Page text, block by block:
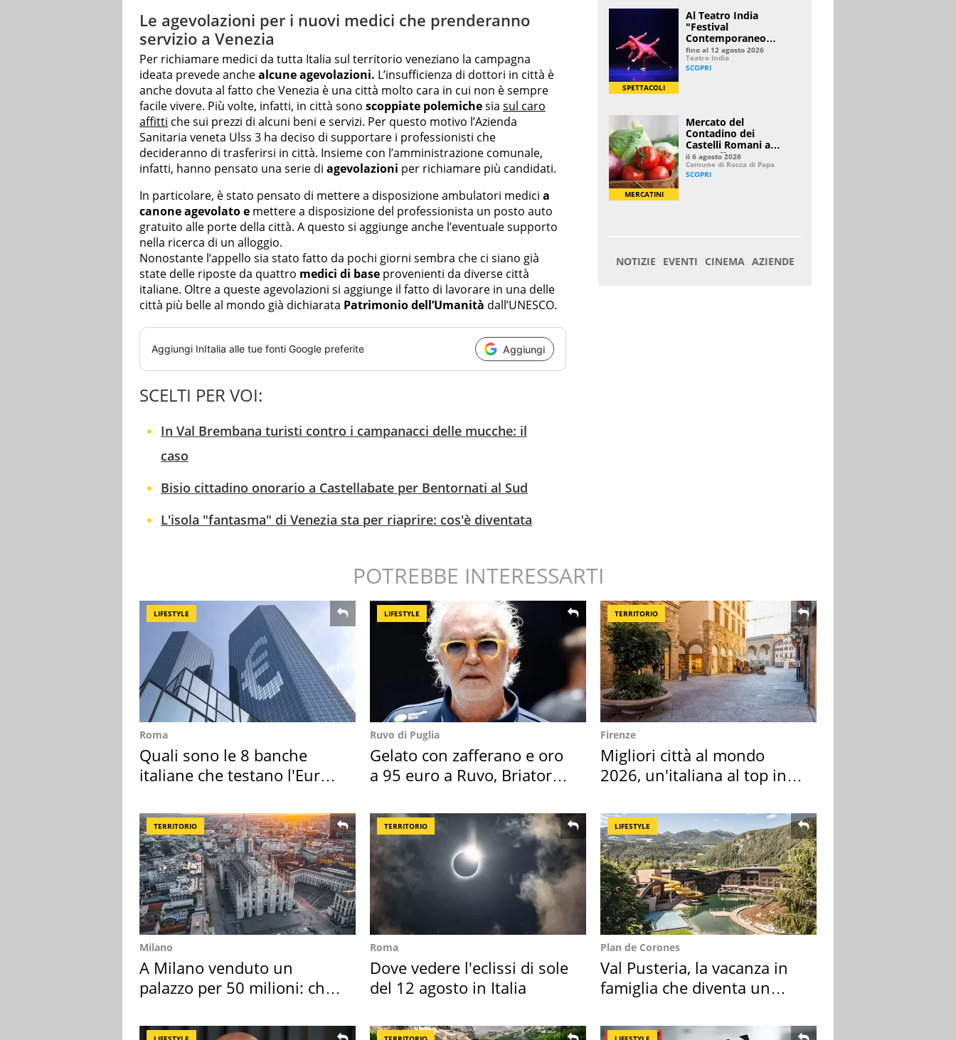
Le agevolazioni per i nuovi medici che prenderanno
servizio a Venezia
Per richiamare medici da tutta Italia sul territorio veneziano la campagna
ideata prevede anchealcune agevolazioni. L’insufficienza di dottori in città è
anche dovuta al fatto che Venezia è una città molto cara in cui non è sempre
facile vivere. Più volte, infatti, in città sono scoppiate polemichesia sul caro
affitti che sui prezzi di alcuni beni e servizi. Per questo motivo l’Azienda
Sanitaria veneta Ulss 3 ha deciso di supportare i professionisti che
decideranno di trasferirsi in città. Insieme con l’amministrazione comunale,
infatti, hanno pensato una serie di agevolazioni per richiamare più candidati.
In particolare, è stato pensato di mettere a disposizione ambulatori medici a
canone agevolato e mettere a disposizione del professionista un posto auto
gratuito alle porte della città. A questo si aggiunge anche l’eventuale supporto
nella ricerca di un alloggio.
Nonostante l’appello sia stato fatto da pochi giorni sembra che ci siano già
state delle riposte da quattro medici di base provenienti da diverse città
italiane. Oltre a queste agevolazioni si aggiunge il fatto di lavorare in una delle
città più belle al mondo già dichiarata Patrimonio dell’Umanità dall’UNESCO.
Aggiungi InItalia alle tue fonti Google preferite Aggiungi
SCELTI PER VOI:
In Val Brembana turisti contro i campanacci delle mucche: il
caso
Bisio cittadino onorario a Castellabate per Bentornati al Sud
L'isola "fantasma" di Venezia sta per riaprire: cos'è diventata
POTREBBE INTERESSARTI
LIFESTYLE
Roma
Quali sono le 8 banche
italiane che testano l'Euro
LIFESTYLE
Ruvo di Puglia
Gelato con zafferano e oro
a 95 euro a Ruvo, Briatore
TERRITORIO
Firenze
Migliori città al mondo
2026, un'italiana al top in
TERRITORIO
Milano
A Milano venduto un
palazzo per 50 milioni: chi
TERRITORIO
Roma
Dove vedere l'eclissi di sole
del 12 agosto in Italia
LIFESTYLE
Plan de Corones
Val Pusteria, la vacanza in
famiglia che diventa un